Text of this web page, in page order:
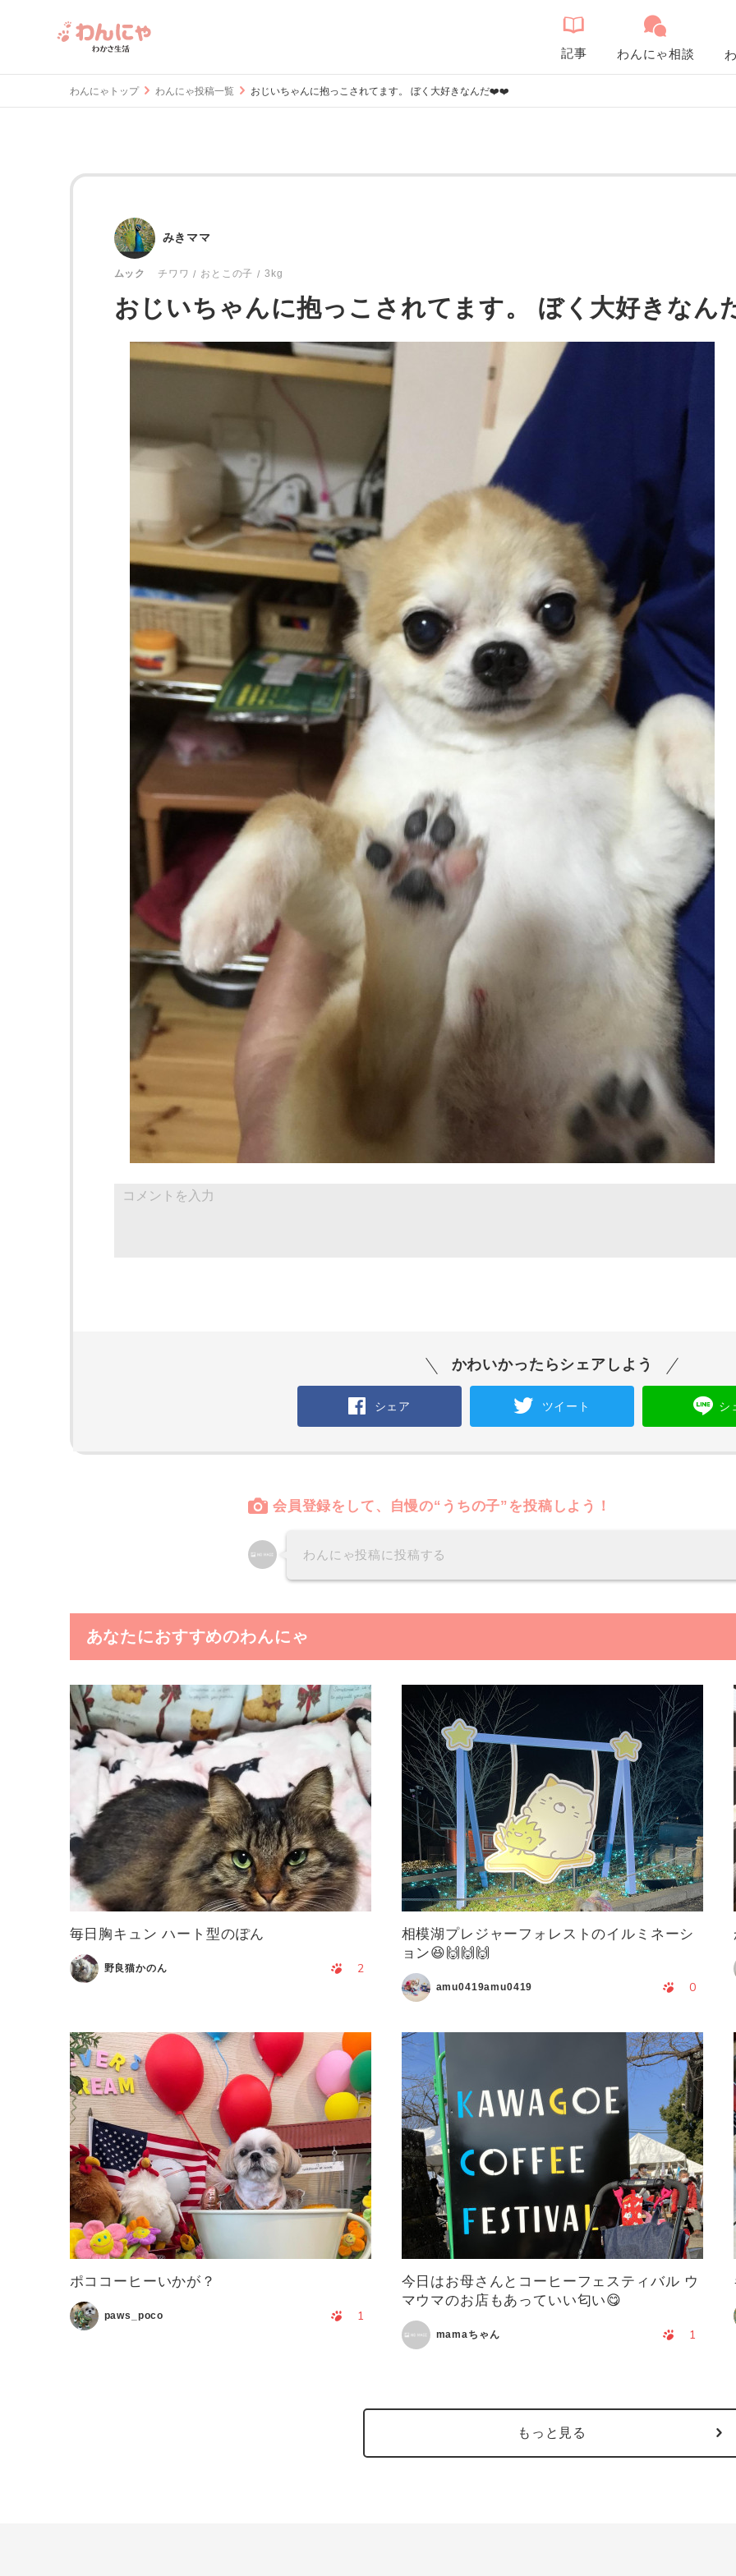
記事 わんにゃ相談
わんにゃトップ わんにゃ投稿一覧 おじいちゃんに抱っこされてます。 ぼく大好きなんだ❤️❤️
みきママ
ムック チワワ おとこの子 3kg
おじいちゃんに抱っこされてます。 ぼく大好きな
かわいかったらシェアしよう
シェア ツイート シ
会員登録をして、自慢の“うちの子”を投稿しよう！
わんにゃ投稿に投稿する
あなたにおすすめのわんにゃ
毎日胸キュン ハート型のぽん
野良猫かのん 2
相模湖プレジャーフォレストのイルミネーシ
ョン😆🙌🙌🙌
amu0419amu0419 0
ポココーヒーいかが？
paws_poco 1
今日はお母さんとコーヒーフェスティバル ウ
マウマのお店もあっていい匂い😋
mamaちゃん 1
もっと見る